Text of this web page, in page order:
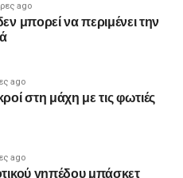
ago
μπορεί να περιμένει την
ago
στη μάχη με τις φωτιές
ago
γηπέδου μπάσκετ